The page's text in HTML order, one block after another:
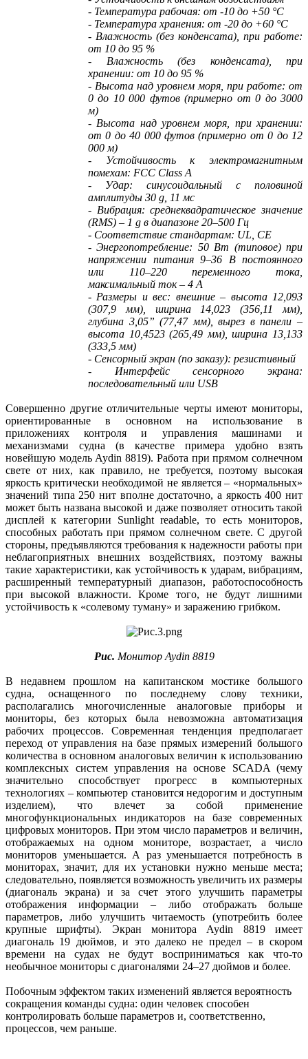
- Температура рабочая: от -10 до +50 °С
- Температура хранения: от -20 до +60 °С
- Влажность (без конденсата), при работе:
от 10 до 95 %
- Влажность (без конденсата), при
хранении: от 10 до 95 %
- Высота над уровнем моря, при работе: от
0 до 10 000 футов (примерно от 0 до 3000
м)
- Высота над уровнем моря, при хранении:
от 0 до 40 000 футов (примерно от 0 до 12
000 м)
- Устойчивость к электромагнитным
помехам: FCC Class A
- Удар: синусоидальный с половиной
амплитуды 30 g, 11 мс
- Вибрация: среднеквадратическое значение
(RMS) – 1 g в диапазоне 20–500 Гц
- Соответствие стандартам: UL, CE
- Энергопотребление: 50 Вт (типовое) при
напряжении питания 9–36 В постоянного
или 110–220 переменного тока,
максимальный ток – 4 А
- Размеры и вес: внешние – высота 12,093
(307,9 мм), ширина 14,023 (356,11 мм),
глубина 3,05” (77,47 мм), вырез в панели –
высота 10,4523 (265,49 мм), ширина 13,133
(333,5 мм)
- Сенсорный экран (по заказу): резистивный
- Интерфейс сенсорного экрана:
последовательный или USB
Совершенно другие отличительные черты имеют мониторы,
ориентированные в основном на использование в
приложениях контроля и управления машинами и
механизмами судна (в качестве примера удобно взять
новейшую модель Aydin 8819). Работа при прямом солнечном
свете от них, как правило, не требуется, поэтому высокая
яркость критически необходимой не является – «нормальных»
значений типа 250 нит вполне достаточно, а яркость 400 нит
может быть названа высокой и даже позволяет относить такой
дисплей к категории Sunlight readable, то есть мониторов,
способных работать при прямом солнечном свете. С другой
стороны, предъявляются требования к надежности работы при
неблагоприятных внешних воздействиях, поэтому важны
такие характеристики, как устойчивость к ударам, вибрациям,
расширенный температурный диапазон, работоспособность
при высокой влажности. Кроме того, не будут лишними
устойчивость к «солевому туману» и заражению грибком.
Рис. Монитор Aydin 8819
В недавнем прошлом на капитанском мостике большого
судна, оснащенного по последнему слову техники,
располагались многочисленные аналоговые приборы и
мониторы, без которых была невозможна автоматизация
рабочих процессов. Современная тенденция предполагает
переход от управления на базе прямых измерений большого
количества в основном аналоговых величин к использованию
комплексных систем управления на основе SCADA (чему
значительно способствует прогресс в компьютерных
технологиях – компьютер становится недорогим и доступным
изделием), что влечет за собой применение
многофункциональных индикаторов на базе современных
цифровых мониторов. При этом число параметров и величин,
отображаемых на одном мониторе, возрастает, а число
мониторов уменьшается. А раз уменьшается потребность в
мониторах, значит, для их установки нужно меньше места;
следовательно, появляется возможность увеличить их размеры
(диагональ экрана) и за счет этого улучшить параметры
отображения информации – либо отображать больше
параметров, либо улучшить читаемость (употребить более
крупные шрифты). Экран монитора Aydin 8819 имеет
диагональ 19 дюймов, и это далеко не предел – в скором
времени на судах не будут восприниматься как что-то
необычное мониторы с диагоналями 24–27 дюймов и более.
Побочным эффектом таких изменений является вероятность
сокращения команды судна: один человек способен
контролировать больше параметров и, соответственно,
процессов, чем раньше.